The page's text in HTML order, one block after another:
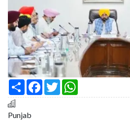
S
a
e
F
c
T
w
i
a
Punjab